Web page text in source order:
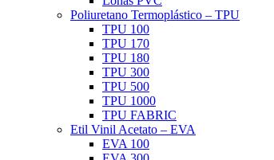
Poliuretano Termoplástico – TPU
TPU 100
TPU 170
TPU 180
TPU 300
TPU 500
TPU 1000
TPU FABRIC
Etil Vinil Acetato – EVA
EVA 100